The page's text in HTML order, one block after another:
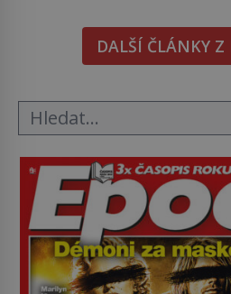
i bude chutnat, ovšem měl
občasný pamlsek. […]
DALŠÍ ČLÁNKY Z